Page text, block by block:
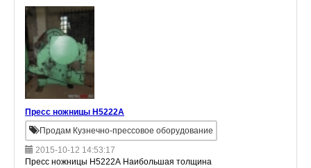
Пресс ножницы Н5222А
Продам Кузнечно-прессовое оборудование
2015-10-12 14:53:17
Пресс ножницы Н5222А Наибольшая толщина